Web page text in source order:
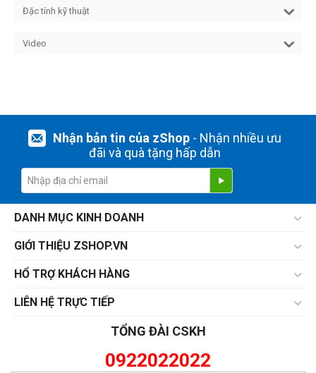
Đặc tính kỹ thuật
Video
Nhận bản tin của zShop- Nhận nhiều ưu
đãi và quà tặng hấp dẫn
DANH MỤC KINH DOANH
GIỚI THIỆU ZSHOP.VN
HỔ TRỢ KHÁCH HÀNG
LIÊN HỆ TRỰC TIẾP
TỔNG ĐÀI CSKH
0922022022